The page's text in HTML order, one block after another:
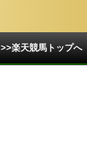
>>楽天競馬トップへ